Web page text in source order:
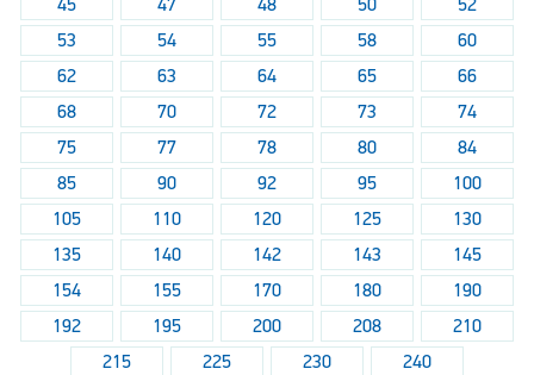
45
47 48 50
52
53
54 55 58
60
62
63 64 65
66
68
70 72 73
74
75
77 78 80
84
85
90 92 95
100
105
110 120 125
130
135
140 142 143
145
154
155 170 180
190
192
195 200 208
210
215
225 230 240